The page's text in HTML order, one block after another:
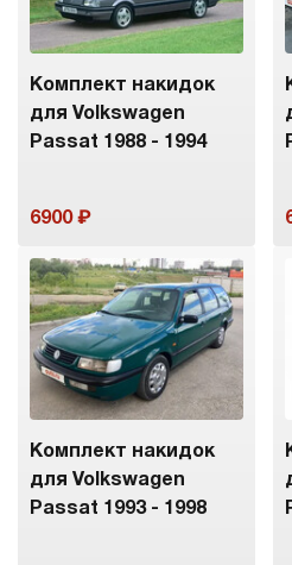
Комплект накидок
для Volkswagen
Passat 1988 - 1994
6900
Комплект накидок
для Volkswagen
Passat 1993 - 1998